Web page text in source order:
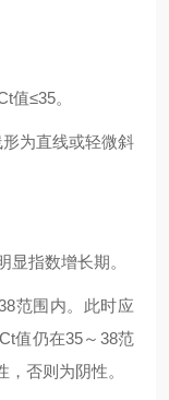
值≤35。
形为直线或轻微斜
显指数增长期。
范围内。此时应
值仍在35～38范
否则为阴性。